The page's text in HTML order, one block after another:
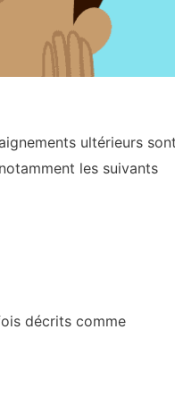
ultérieurs
les suivants
décrits comme